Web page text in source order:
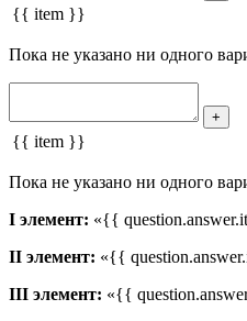
{{ item }}
Пока не указано ни одного
+
{{ item }}
Пока не указано ни одного
I элемент: «{{
II элемент: «{{
III элемент: «{{